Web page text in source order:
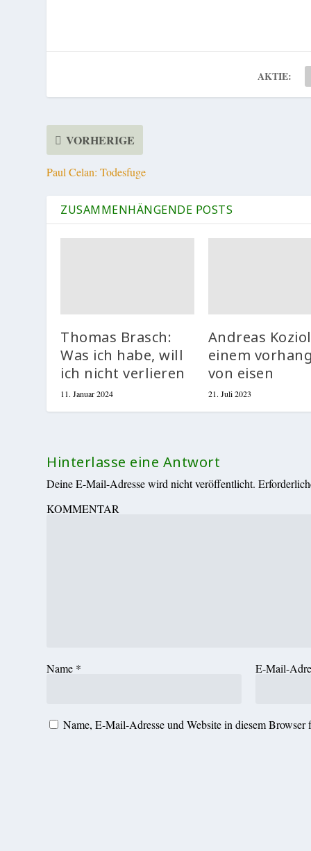
AKTIE:
VORHERIGE
Paul Celan: Todesfuge
ZUSAMMENHÄNGENDE POSTS
Thomas Brasch:
Was ich habe, will
ich nicht verlieren
11. Januar 2024
Andreas
einem vorhang
von eisen
21. Juli 2023
Hinterlasse eine Antwort
Deine E-Mail-Adresse wird nicht veröffentlicht.
KOMMENTAR
Name * E-Mail-
Name, E-Mail-Adresse und Website in diesem Browser